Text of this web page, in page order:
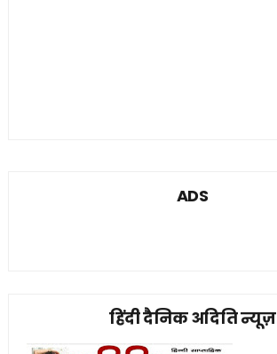
ADS
हिंदी दैनिक अदिति न्यूज़